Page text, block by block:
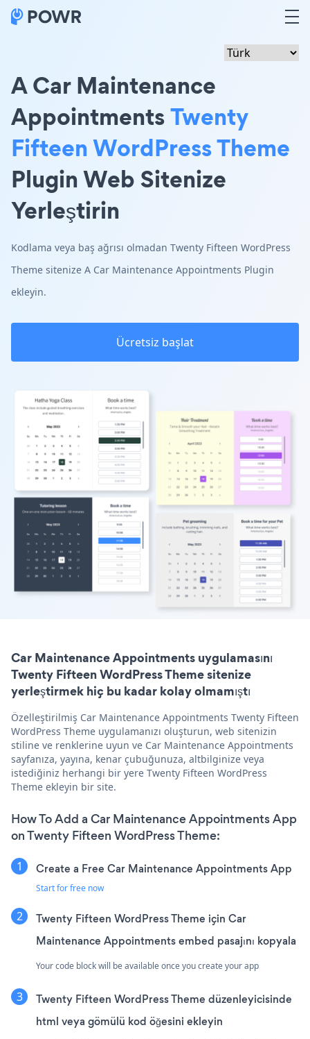
A Car Maintenance
AppointmentsTwenty
Fifteen WordPress Theme
Plugin Web Sitenize
Yerleştirin
Kodlama veya baş ağrısı olmadan Twenty Fifteen WordPress
Theme sitenize A Car Maintenance Appointments Plugin
ekleyin.
Ücretsiz başlat
Car Maintenance Appointments uygulamasını
Twenty Fifteen WordPress Theme sitenize
yerleştirmek hiç bu kadar kolay olmamıştı
Özelleştirilmiş Car Maintenance Appointments Twenty Fifteen
WordPress Theme uygulamanızı oluşturun, web sitenizin
stiline ve renklerine uyun ve Car Maintenance Appointments
sayfanıza, yayına, kenar çubuğunuza, altbilginize veya
istediğiniz herhangi bir yere Twenty Fifteen WordPress
Theme ekleyin bir site.
How To Add a Car Maintenance Appointments App
on Twenty Fifteen WordPress Theme:
Create a Free Car Maintenance Appointments App
Start for free now
Twenty Fifteen WordPress Theme için Car
Maintenance Appointments embed pasajını kopyala
Your code block will be available once you create your app
Twenty Fifteen WordPress Theme düzenleyicisinde
html veya gömülü kod öğesini ekleyin